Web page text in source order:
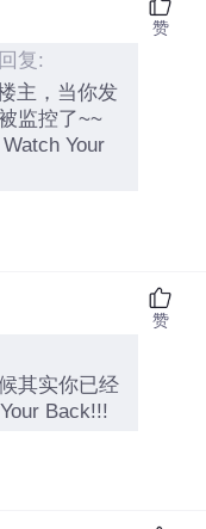
复:
主，当你发
监控了~~
赞
其实你已经
Your Back!!!
赞